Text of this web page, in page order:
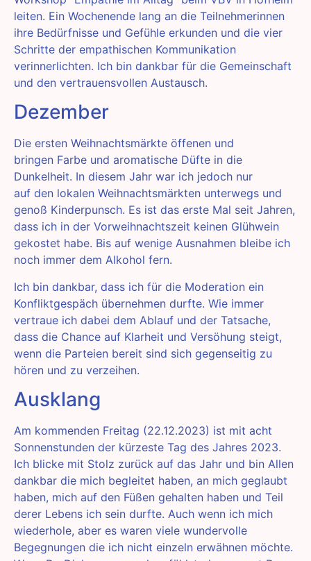
leiten. Ein Wochenende lang an die Teilnehmerinnen
ihre Bedürfnisse und Gefühle erkunden und die vier
Schritte der empathischen Kommunikation
verinnerlichten. Ich bin dankbar für die Gemeinschaft
und den vertrauensvollen Austausch.
Dezember
Die ersten Weihnachtsmärkte öffenen und
bringen Farbe und aromatische Düfte in die
Dunkelheit. In diesem Jahr war ich jedoch nur
auf den lokalen Weihnachtsmärkten unterwegs und
genoß Kinderpunsch. Es ist das erste Mal seit Jahren,
dass ich in der Vorweihnachtszeit keinen Glühwein
gekostet habe. Bis auf wenige Ausnahmen bleibe ich
noch immer dem Alkohol fern.
Ich bin dankbar, dass ich für die Moderation ein
Konfliktgespäch übernehmen durfte. Wie immer
vertraue ich dabei dem Ablauf und der Tatsache,
dass die Chance auf Klarheit und Versöhung steigt,
wenn die Parteien bereit sind sich gegenseitig zu
hören und zu verzeihen.
Ausklang
Am kommenden Freitag (22.12.2023) ist mit acht
Sonnenstunden der kürzeste Tag des Jahres 2023.
Ich blicke mit Stolz zurück auf das Jahr und bin Allen
dankbar die mich begleitet haben, an mich geglaubt
haben, mich auf den Füßen gehalten haben und Teil
derer Lebens ich sein durfte. Auch wenn ich mich
wiederhole, aber es waren viele wundervolle
Begegnungen die ich nicht einzeln erwähnen möchte.